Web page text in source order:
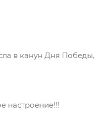
в канун Дня Победы,
настроение!!!